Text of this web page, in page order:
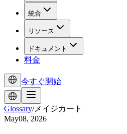
統合
リソース
ドキュメント
料金
今すぐ開始
Glossary/メイジカート
May08, 2026